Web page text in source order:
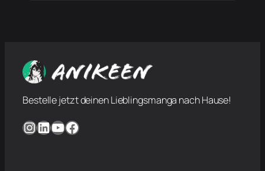
Bestelle jetzt deinen Lieblingsmanga nach Hause!
InstagramLinkedIn YouTube Facebook